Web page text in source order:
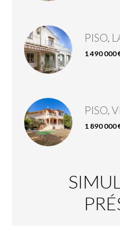
PISO,
1 490 000
PISO,
1 890 000